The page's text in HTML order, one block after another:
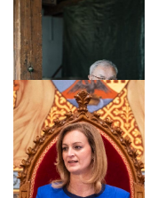
Támogatói tartalom
Családi
vállalkozások